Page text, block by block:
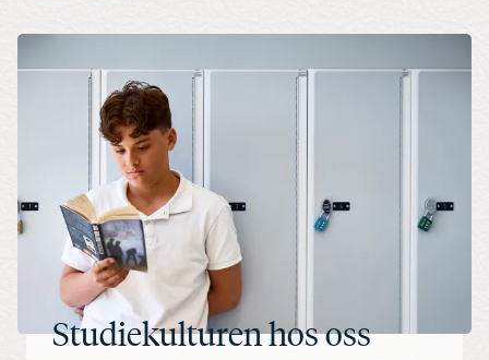
Studiekulturen hos oss